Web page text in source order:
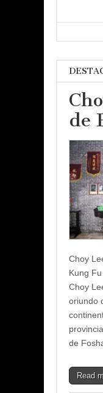
de
Choy
Kung
Choy
oriundo
de
Read